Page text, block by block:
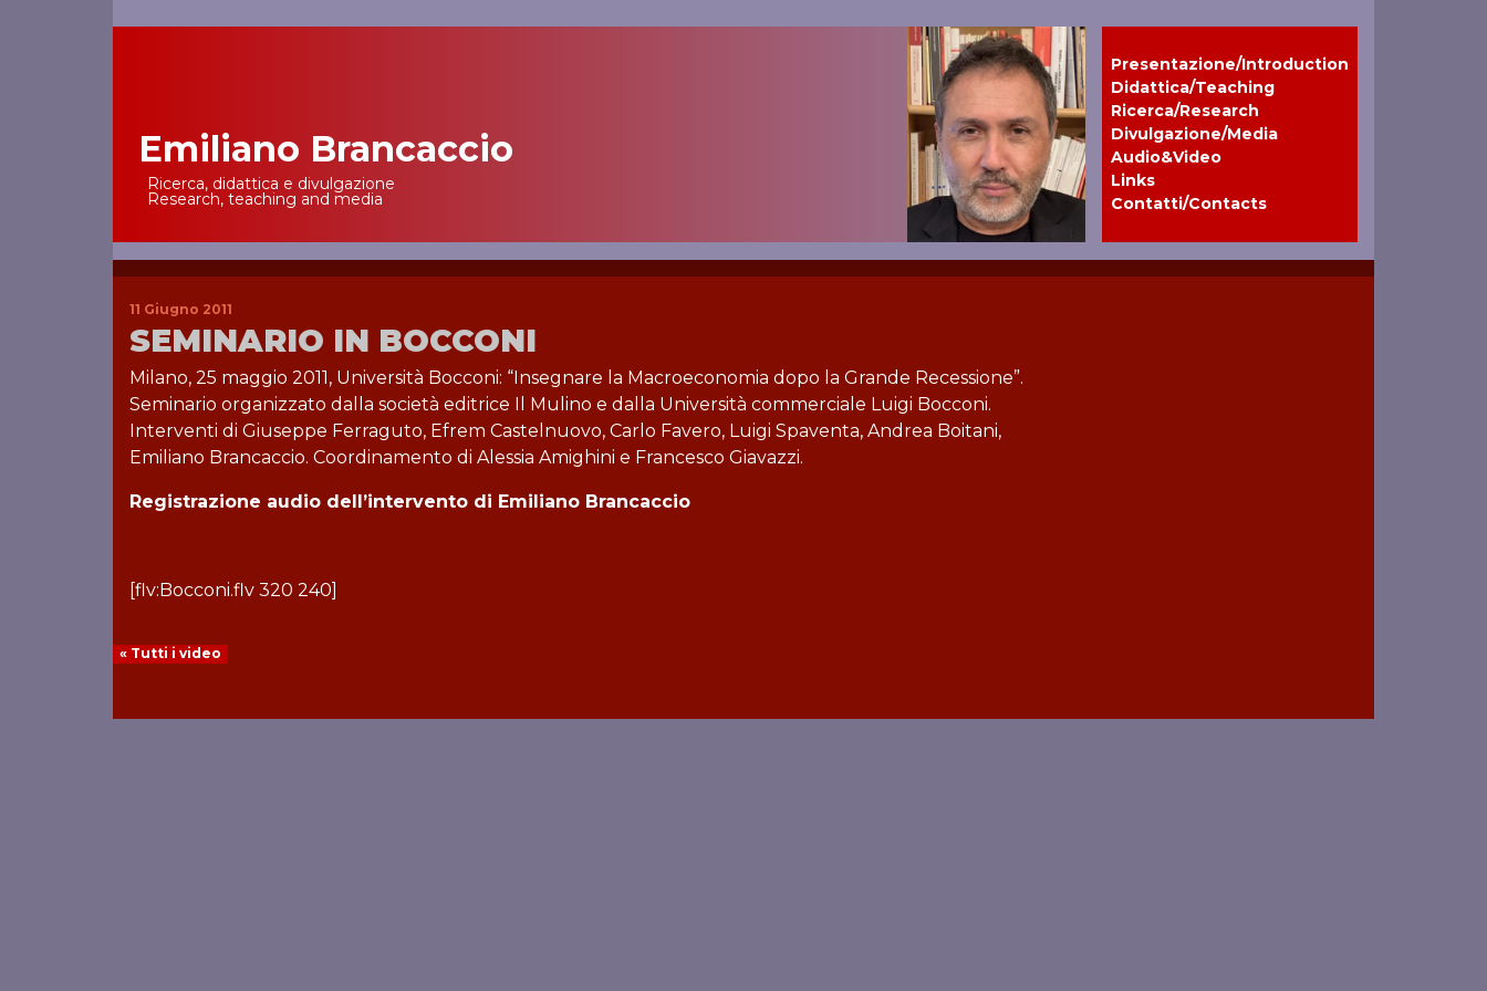
Main NavigationEmiliano Brancaccio
Ricerca, didattica e divulgazione
Research, teaching and media
Presentazione/Introduction
Didattica/Teaching
Ricerca/Research
Divulgazione/Media
Audio&Video
Links
Contatti/Contacts
11 Giugno 2011
SEMINARIO IN BOCCONI
Milano, 25 maggio 2011, Università Bocconi: “Insegnare la Macroeconomia dopo la Grande Recessione”.
Seminario organizzato dalla società editrice Il Mulino e dalla Università commerciale Luigi Bocconi.
Interventi di Giuseppe Ferraguto, Efrem Castelnuovo, Carlo Favero, Luigi Spaventa, Andrea Boitani,
Emiliano Brancaccio. Coordinamento di Alessia Amighini e Francesco Giavazzi.
Registrazione audio dell’intervento di Emiliano Brancaccio
[flv:Bocconi.flv 320 240]
« Tutti i video